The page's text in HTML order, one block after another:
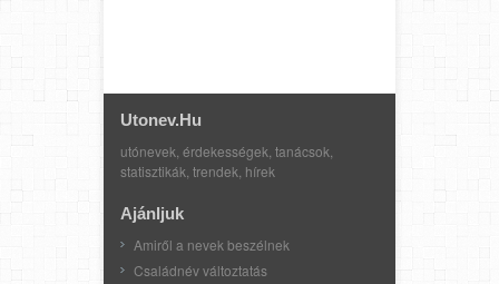
Utonev.hu
utónevek, érdekességek, tanácsok,
statisztikák, trendek, hírek
Ajánljuk
Amiről a nevek beszélnek
Családnév változtatás